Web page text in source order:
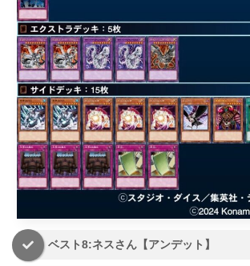
ベスト8:ネスさん【アンデット】